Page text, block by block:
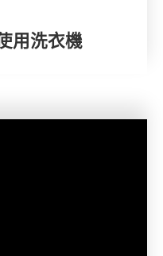
用洗衣機